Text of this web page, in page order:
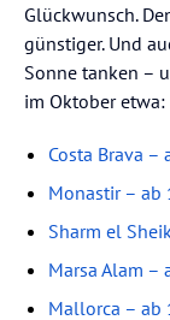
Glückwunsch.
günstiger. Und
Sonne tanken –
im Oktober etwa:
Costa Brava –
Monastir – ab
Sharm el
Marsa Alam –
Mallorca – ab